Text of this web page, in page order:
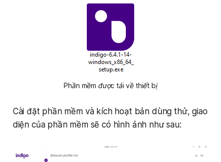
Phần mềm được tải về thiết bị
Cài đặt phần mềm và kích hoạt bản dùng thử, giao
diện của phần mềm sẽ có hình ảnh như sau: